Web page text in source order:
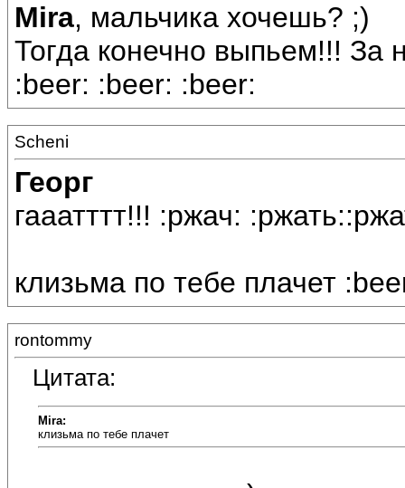
Mira, мальчика хочешь? ;)
Тогда конечно выпьем!!! За
:beer: :beer: :beer:
Scheni
Георг
гааатттт!!! :ржач:
клизьма по тебе плачет
rontommy
Цитата:
Mira:
клизьма по тебе плачет